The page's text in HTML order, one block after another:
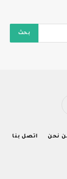
نحن اتصل بنا